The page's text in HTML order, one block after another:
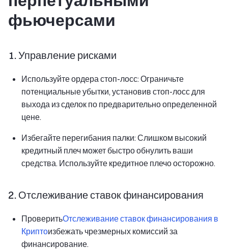
фьючерсами
1. Управление рисками
Используйте ордера стоп-лосс: Ограничьте
потенциальные убытки, установив стоп-лосс для
выхода из сделок по предварительно определенной
цене.
Избегайте перегибания палки: Слишком высокий
кредитный плеч может быстро обнулить ваши
средства. Используйте кредитное плечо осторожно.
2. Отслеживание ставок финансирования
ПроверитьОтслеживание ставок финансирования в
Криптоизбежать чрезмерных комиссий за
финансирование.